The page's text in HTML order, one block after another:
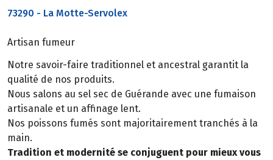
73290 - La Motte-Servolex
Artisan fumeur
Notre savoir-faire traditionnel et ancestral garantit la
qualité de nos produits.
Nous salons au sel sec de Guérande avec une fumaison
artisanale et un affinage lent.
Nos poissons fumés sont majoritairement tranchés à la
main.
Tradition et modernité se conjuguent pour mieux vous